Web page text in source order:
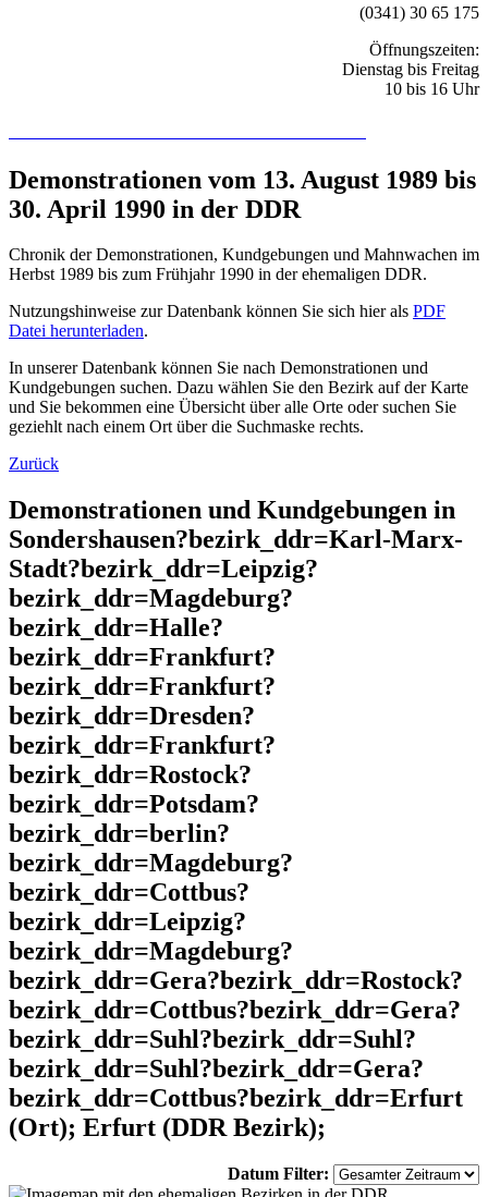
(0341) 30 65 175
Öffnungszeiten:
Dienstag bis Freitag
10 bis 16 Uhr
Demonstrationen vom 13. August 1989 bis
30. April 1990 in der DDR
Chronik der Demonstrationen, Kundgebungen und Mahnwachen im
Herbst 1989 bis zum Frühjahr 1990 in der ehemaligen DDR.
Nutzungshinweise zur Datenbank können Sie sich hier als PDF
Datei herunterladen.
In unserer Datenbank können Sie nach Demonstrationen und
Kundgebungen suchen. Dazu wählen Sie den Bezirk auf der Karte
und Sie bekommen eine Übersicht über alle Orte oder suchen Sie
geziehlt nach einem Ort über die Suchmaske rechts.
Zurück
Demonstrationen und Kundgebungen in
Sondershausen?bezirk_ddr=Karl-Marx-
Stadt?bezirk_ddr=Leipzig?
bezirk_ddr=Magdeburg?
bezirk_ddr=Halle?
bezirk_ddr=Frankfurt?
bezirk_ddr=Frankfurt?
bezirk_ddr=Dresden?
bezirk_ddr=Frankfurt?
bezirk_ddr=Rostock?
bezirk_ddr=Potsdam?
bezirk_ddr=berlin?
bezirk_ddr=Magdeburg?
bezirk_ddr=Cottbus?
bezirk_ddr=Leipzig?
bezirk_ddr=Magdeburg?
bezirk_ddr=Gera?bezirk_ddr=Rostock?
bezirk_ddr=Cottbus?bezirk_ddr=Gera?
bezirk_ddr=Suhl?bezirk_ddr=Suhl?
bezirk_ddr=Suhl?bezirk_ddr=Gera?
bezirk_ddr=Cottbus?bezirk_ddr=Erfurt
(Ort); Erfurt (DDR Bezirk);
Datum Filter: